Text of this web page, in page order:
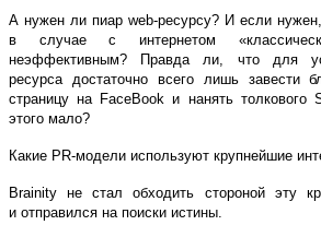
А нужен ли пиар web-ресурсу? И если
в случае с интернетом
неэффективным? Правда ли, что для
ресурса достаточно всего лишь завести
страницу на FaceBook и нанять толкового
этого мало?
Какие PR-модели используют крупнейшие
Brainity не стал обходить стороной эту
и отправился на поиски истины.